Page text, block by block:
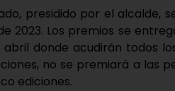
presidido por el alcalde,
2023. Los premios se
abril donde acudirán todos
no se premiará a las
ediciones.